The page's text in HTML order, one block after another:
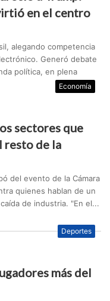
en el centro
alegando competencia
Generó debate
política, en plena
Economía
sectores que
resto de la
del evento de la Cámara
quienes hablan de un
de industria. "En el...
Deportes
más del